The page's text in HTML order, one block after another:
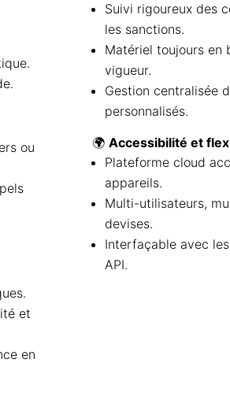
ou
et
en
Suivi rigoureux des
les sanctions.
Matériel toujours en
vigueur.
Gestion centralisée
personnalisés.
🌍 Accessibilité et
Plateforme cloud
appareils.
Multi-utilisateurs,
devises.
Interfaçable avec
API.